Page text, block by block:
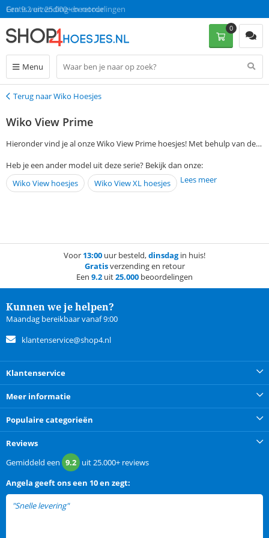
Gratis verzending en retour
Een 9.2 uit 25.000+ beoordelingen
Menu
0
Terug
Terug naar Wiko Hoesjes
Wiko View Prime
Hieronder vind je al onze Wiko View Prime hoesjes! Met behulp van de
eenvoudig en snel jouw favoriete hoesje uit. Op werkdagen voor 13:00
besteld, is morgen gratis thuisbezorgd!
Heb je een ander model uit deze serie? Bekijk dan onze:
Wiko View hoesjes
Wiko View XL hoesjes Lees meer
Voor 13:00 uur besteld,dinsdagin huis!
Gratisverzending en retour
Een 9.2 uit25.000 beoordelingen
Kunnen we je helpen?
Maandag bereikbaar vanaf 9:00
klantenservice@shop4.nl
Klantenservice
Meer informatie
Populaire categorieën
Reviews
Gemiddeld een 9.2 uit25.000+ reviews
Angela geeft ons een 10 en zegt:
"Snelle levering"